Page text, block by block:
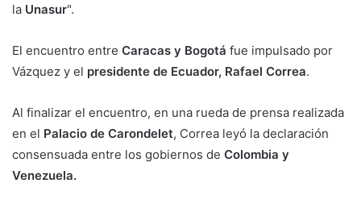
la Unasur".
El encuentro entre Caracas y Bogotá fue impulsado por
Vázquez y el presidente de Ecuador, Rafael Correa.
Al finalizar el encuentro, en una rueda de prensa realizada
en el Palacio de Carondelet, Correa leyó la declaración
consensuada entre los gobiernos de Colombia y
Venezuela.